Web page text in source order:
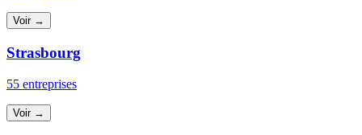
Voir →
Strasbourg
55 entreprises
Voir →